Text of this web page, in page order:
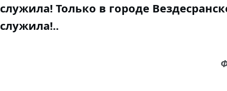
служила! Только в городе
служила!..